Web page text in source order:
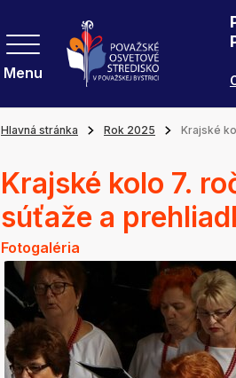
Menu
Hlavná stránka Rok 2025 Krajské
Krajské kolo 7.
súťaže a
Fotogaléria